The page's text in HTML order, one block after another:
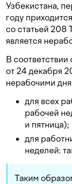
Узбекистана,
году
со статьей 208
является
В соответствии
от 24 декабря
нерабочими
для всех
рабочей
и пятница);
для
неделей:
Таким